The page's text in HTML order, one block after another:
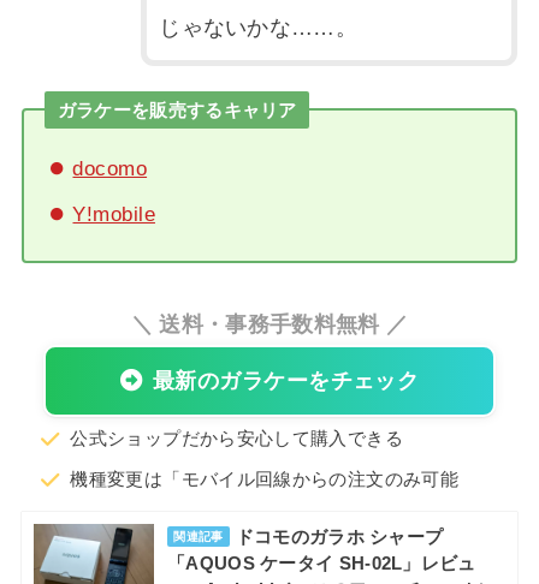
じゃないかな……。
ガラケーを販売するキャリア
docomo
Y!mobile
＼ 送料・事務手数料無料 ／
最新のガラケーをチェック
公式ショップだから安心して購入できる
機種変更は「モバイル回線からの注文のみ可能
関連記事
ドコモのガラホ シャープ
「AQUOS ケータイ SH-02L」レビュ